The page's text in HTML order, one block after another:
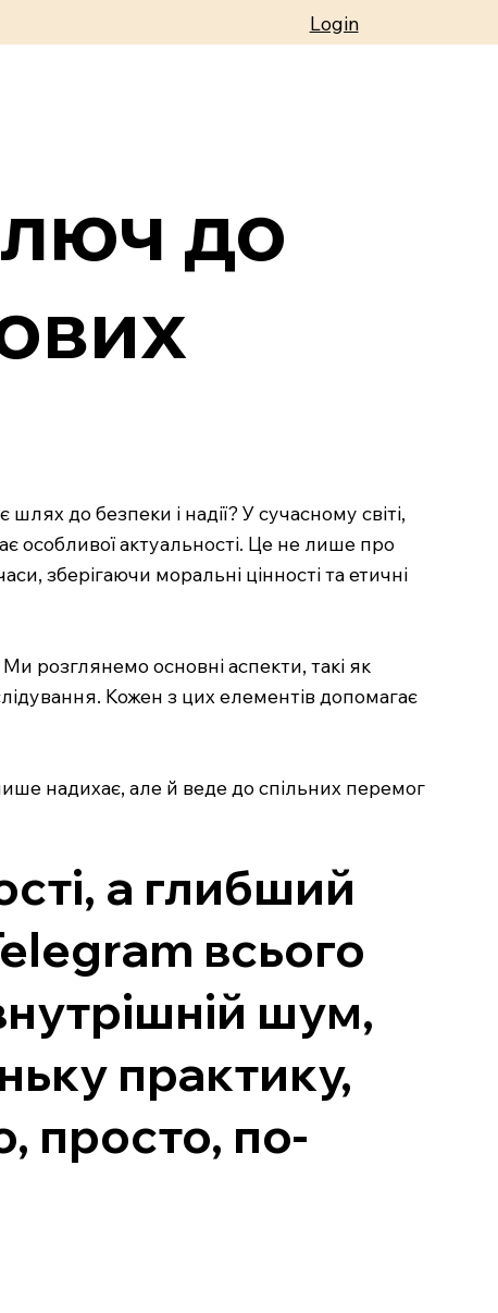
Login
до
до безпеки і надії? У сучасному світі,
особливої актуальності. Це не лише про
зберігаючи моральні цінності та етичні
розглянемо основні аспекти, такі як
Кожен з цих елементів допомагає
надихає, але й веде до спільних перемог
а глибший
всього
шум,
практику,
просто, по-